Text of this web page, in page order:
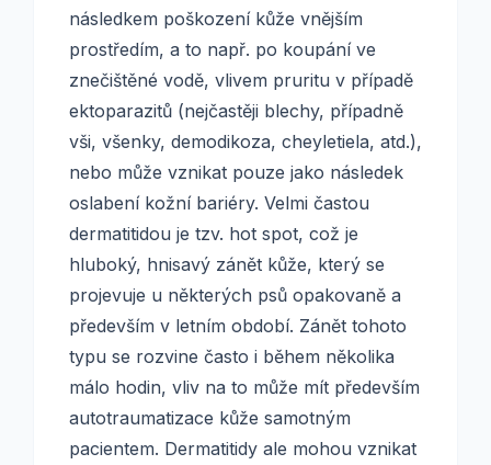
následkem poškození kůže vnějším
prostředím, a to např. po koupání ve
znečištěné vodě, vlivem pruritu v případě
ektoparazitů (nejčastěji blechy, případně
vši, všenky, demodikoza, cheyletiela, atd.),
nebo může vznikat pouze jako následek
oslabení kožní bariéry. Velmi častou
dermatitidou je tzv. hot spot, což je
hluboký, hnisavý zánět kůže, který se
projevuje u některých psů opakovaně a
především v letním období. Zánět tohoto
typu se rozvine často i během několika
málo hodin, vliv na to může mít především
autotraumatizace kůže samotným
pacientem. Dermatitidy ale mohou vznikat